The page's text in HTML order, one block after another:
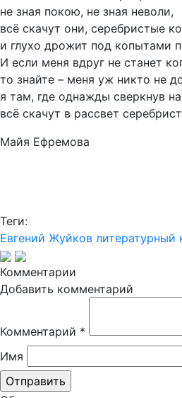
не зная покою, не зная неволи,
всё скачут они, серебристые
и глухо дрожит под копытами
И если меня вдруг не станет
то знайте – меня уж никто не
я там, где однажды сверкнув на
всё скачут в рассвет
Майя Ефремова
Теги:
Евгений Жуйков литературный
Комментарии
Добавить комментарий
Комментарий *
Имя